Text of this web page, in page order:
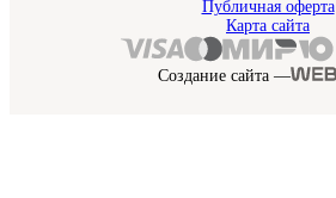
Публичная оферта
Карта сайта
Создание сайта —